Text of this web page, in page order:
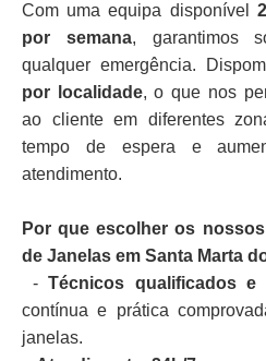
Com uma equipa disponível
por semana, garantimos
qualquer emergência.
por localidade, o que nos
ao cliente em diferentes
tempo de espera e
atendimento.
Por que escolher os
de Janelas em Santa Marta
-Técnicos qualificados e
contínua e prática
janelas.